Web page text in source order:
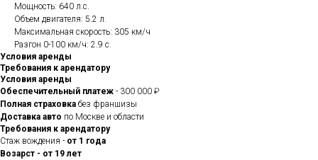
Мощность: 640 л.с.
Объем двигателя: 5.2 л.
Максимальная скорость: 305 км/ч
Разгон 0-100 км/ч: 2.9 с.
Условия аренды
Требования к арендатору
Условия аренды
Обеспечительный платеж - 300 000 ₽
Полная страховка без франшизы
Доставка авто по Москве и области
Требования к арендатору
Стаж вождения - от 1 года
Возарст - от 19 лет